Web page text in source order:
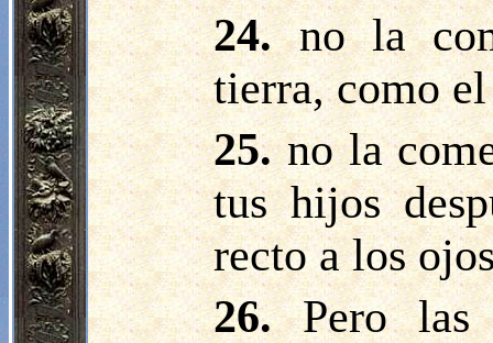
24.no la
tierra, como
25.no la
tus hijos
recto a los
26.Pero las